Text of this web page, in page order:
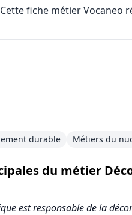
fiche métier
durable Métiers du
du métier
est responsable de la